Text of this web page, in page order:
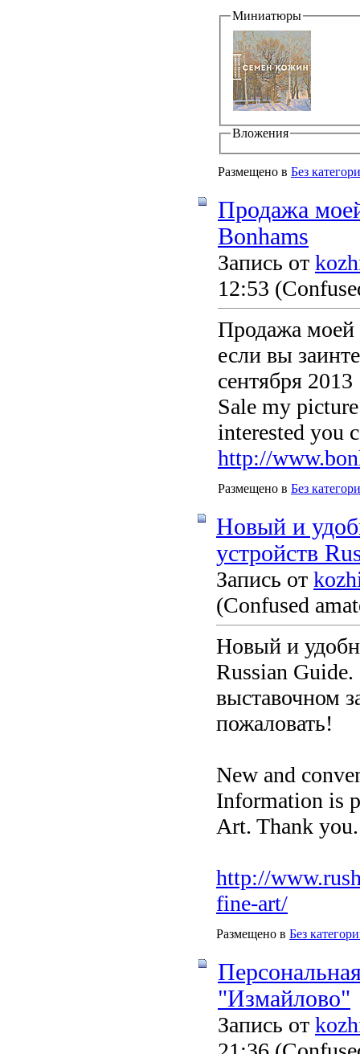
Миниатюры
Вложения
Размещено в Без
Продажа
Bonhams
Запись от
12:53
Продажа моей
если вы
сентября 2013
Sale my
interested you
http://
Размещено в Без
Новый и
устройств
Запись от
(Confused
Новый и
Russian
выставочном
пожаловать!
New and
Information is
Art. Thank
http://
fine-art/
Размещено в Без
"Измайлово"
Запись от